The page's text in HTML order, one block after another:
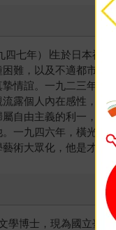
四七年）∣生於日本福
難，以及不適都市
情誼。一九二三年
露個人內在感性，
自由主義的利一，也
一九四六年，橫光
術大眾化，他是才華
學博士，現為國立臺